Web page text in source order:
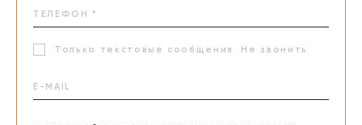
Только текстовые сообщения. Не звонить